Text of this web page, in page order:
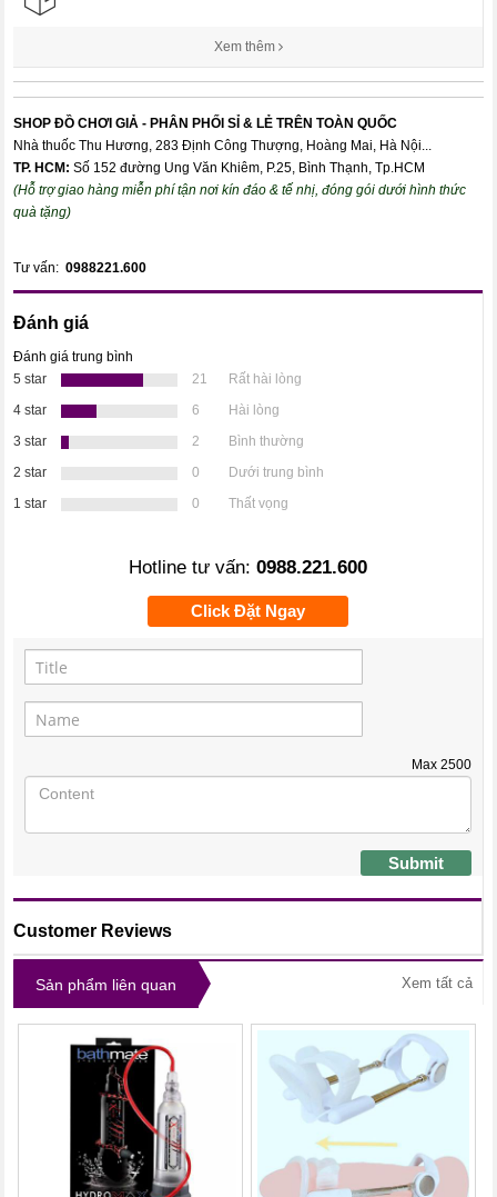
Xem thêm
SHOP ĐỒ CHƠI GIẢ - PHÂN PHỐI SỈ & LẺ TRÊN TOÀN QUỐC
Nhà thuốc Thu Hương, 283 Định Công Thượng, Hoàng Mai, Hà Nội...
TP. HCM: Số 152 đường Ung Văn Khiêm, P.25, Bình Thạnh, Tp.HCM
(Hỗ trợ giao hàng miễn phí tận nơi kín đáo & tế nhị, đóng gói dưới hình thức
quà tặng)
Tư vấn:0988221.600
Đánh giá
Đánh giá trung bình
5 star
21
Rất hài lòng
4 star
6
Hài lòng
3 star
2
Bình thường
2 star
0
Dưới trung bình
1 star
0 Thất vọng
Hotline tư vấn: 0988.221.600
Click Đặt Ngay
Max 2500
Submit
Customer Reviews
Sản phẩm liên quan Xem tất cả